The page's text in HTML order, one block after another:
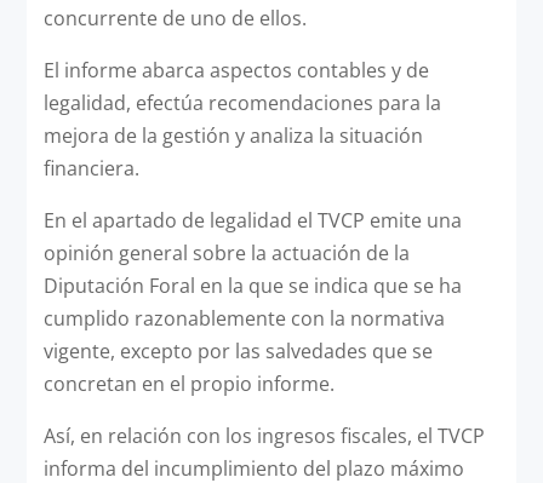
concurrente de uno de ellos.
El informe abarca aspectos contables y de
legalidad, efectúa recomendaciones para la
mejora de la gestión y analiza la situación
financiera.
En el apartado de legalidad el TVCP emite una
opinión general sobre la actuación de la
Diputación Foral en la que se indica que se ha
cumplido razonablemente con la normativa
vigente, excepto por las salvedades que se
concretan en el propio informe.
Así, en relación con los ingresos fiscales, el TVCP
informa del incumplimiento del plazo máximo